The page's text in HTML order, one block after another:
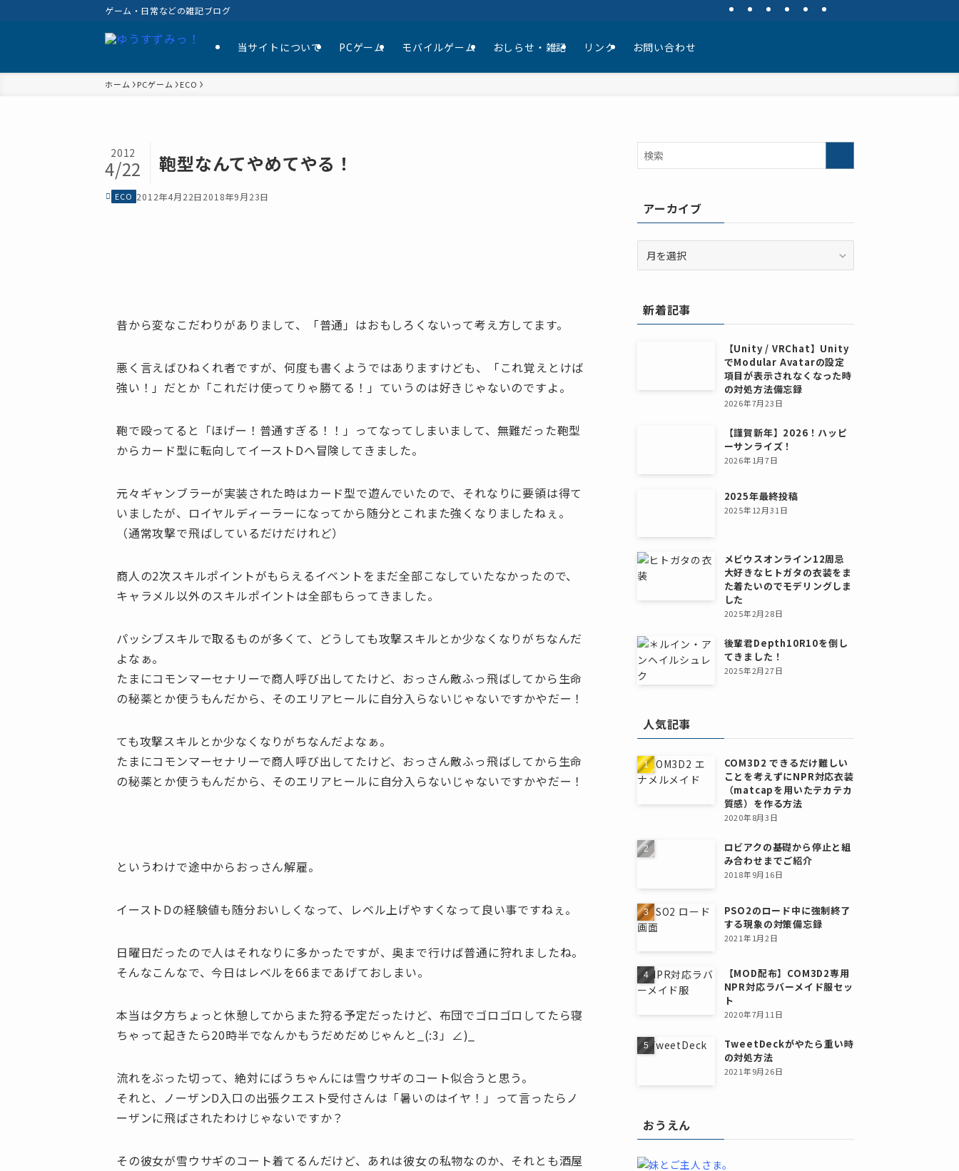
ゲーム・日常などの雑記ブログ
当サイトについて PCゲーム モバイルゲーム おしらせ・雑記 リンク お問い合わせ
ホーム PCゲーム ECO
鞄型なんてやめてやる！
2012
4/22
ECO 2012年4月22日2018年9月23日
昔から変なこだわりがありまして、「普通」はおもしろくないって考え方してます。
悪く言えばひねくれ者ですが、何度も書くようではありますけども、「これ覚えとけば
強い！」だとか「これだけ使ってりゃ勝てる！」ていうのは好きじゃないのですよ。
鞄で殴ってると「ほげー！普通すぎる！！」ってなってしまいまして、無難だった鞄型
からカード型に転向してイーストDへ冒険してきました。
元々ギャンブラーが実装された時はカード型で遊んでいたので、それなりに要領は得て
いましたが、ロイヤルディーラーになってから随分とこれまた強くなりましたねぇ。
（通常攻撃で飛ばしているだけだけれど）
商人の2次スキルポイントがもらえるイベントをまだ全部こなしていたなかったので、
キャラメル以外のスキルポイントは全部もらってきました。
パッシブスキルで取るものが多くて、どうしても攻撃スキルとか少なくなりがちなんだ
よなぁ。
たまにコモンマーセナリーで商人呼び出してたけど、おっさん敵ふっ飛ばしてから生命
の秘薬とか使うもんだから、そのエリアヒールに自分入らないじゃないですかやだー！
ても攻撃スキルとか少なくなりがちなんだよなぁ。
たまにコモンマーセナリーで商人呼び出してたけど、おっさん敵ふっ飛ばしてから生命
の秘薬とか使うもんだから、そのエリアヒールに自分入らないじゃないですかやだー！
というわけで途中からおっさん解雇。
イーストDの経験値も随分おいしくなって、レベル上げやすくなって良い事ですねぇ。
日曜日だったので人はそれなりに多かったですが、奥まで行けば普通に狩れましたね。
そんなこんなで、今日はレベルを66まであげておしまい。
本当は夕方ちょっと休憩してからまた狩る予定だったけど、布団でゴロゴロしてたら寝
ちゃって起きたら20時半でなんかもうだめだめじゃんと_(:3」∠)_
流れをぶった切って、絶対にばうちゃんには雪ウサギのコート似合うと思う。
それと、ノーザンD入口の出張クエスト受付さんは「暑いのはイヤ！」って言ったらノ
ーザンに飛ばされたわけじゃないですか？
その彼女が雪ウサギのコート着てるんだけど、あれは彼女の私物なのか、それとも酒屋
アーカイブ
ー
ブ
新着記事
【Unity / VRChat】Unity
でModular Avatarの設定
項目が表示されなくなった時
の対処方法備忘録
2026年7月23日
【謹賀新年】2026！ハッピ
ーサンライズ！
2026年1月7日
2025年最終投稿
2025年12月31日
メビウスオンライン12周忌
大好きなヒトガタの衣装をま
た着たいのでモデリングしま
した
2025年2月28日
後輩君Depth10R10を倒し
てきました！
2025年2月27日
人気記事
COM3D2 できるだけ難しい
ことを考えずにNPR対応衣装
（matcapを用いたテカテカ
質感）を作る方法
2020年8月3日
ロビアクの基礎から停止と組
み合わせまでご紹介
2018年9月16日
PSO2のロード中に強制終了
する現象の対策備忘録
2021年1月2日
【MOD配布】COM3D2専用
NPR対応ラバーメイド服セッ
ト
2020年7月11日
TweetDeckがやたら重い時
の対処方法
2021年9月26日
おうえん